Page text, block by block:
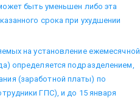
быть уменьшен либо эта
срока при ухудшении
на установление ежемесячной
определяется подразделением,
(заработной платы) по
ГПС), и до 15 января